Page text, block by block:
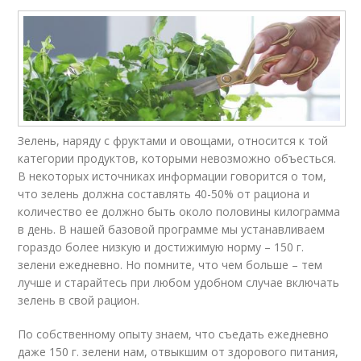
Зелень, наряду с фруктами и овощами, относится к той
категории продуктов, которыми невозможно объесться.
В некоторых источниках информации говорится о том,
что зелень должна составлять 40-50% от рациона и
количество ее должно быть около половины килограмма
в день. В нашей базовой программе мы устанавливаем
гораздо более низкую и достижимую норму – 150 г.
зелени ежедневно. Но помните, что чем больше – тем
лучше и старайтесь при любом удобном случае включать
зелень в свой рацион.
По собственному опыту знаем, что съедать ежедневно
даже 150 г. зелени нам, отвыкшим от здорового питания,